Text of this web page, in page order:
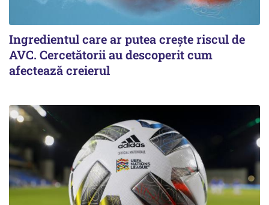
Ingredientul care ar putea crește riscul de
AVC. Cercetătorii au descoperit cum
afectează creierul